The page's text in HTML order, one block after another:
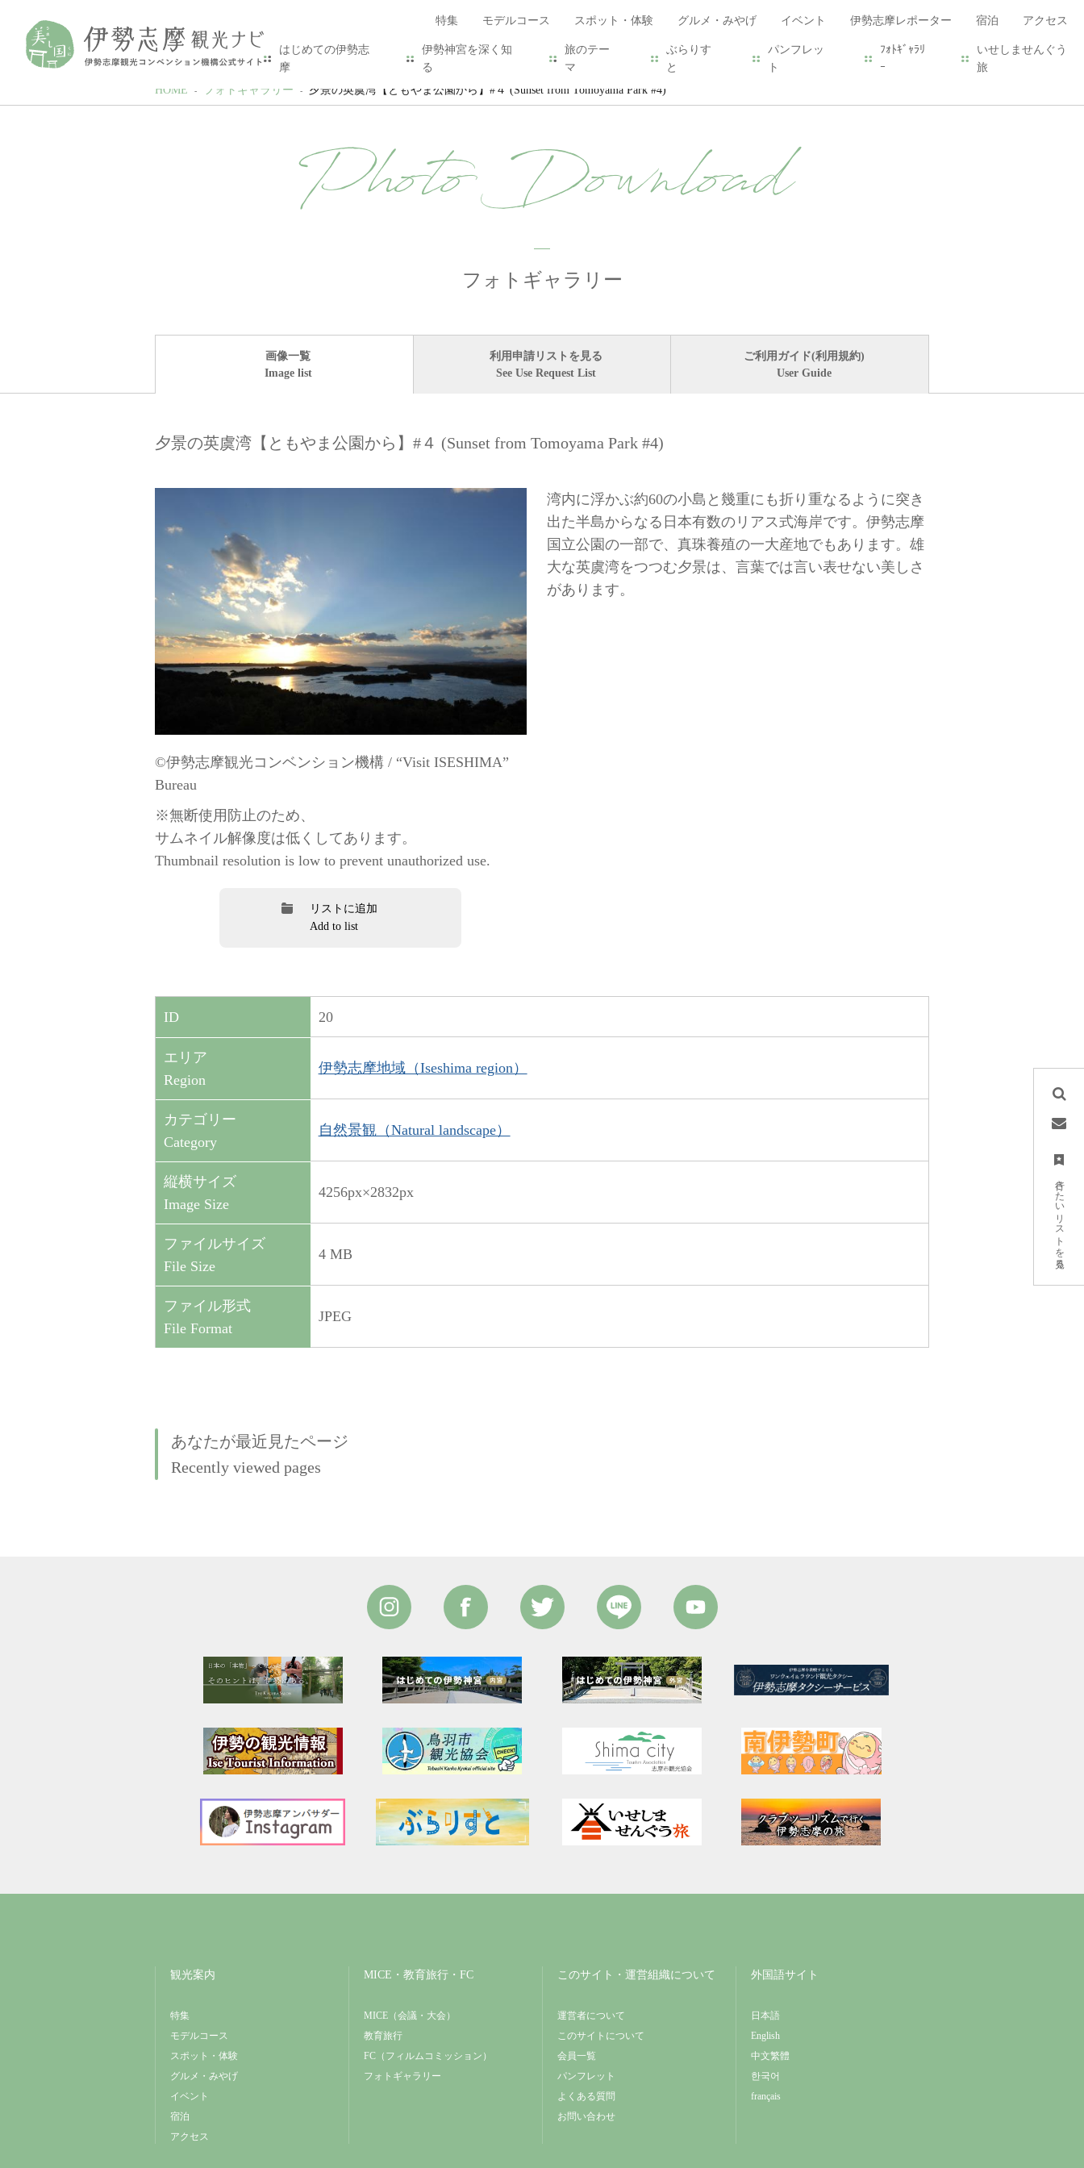
特集 モデルコース スポット・体験 グルメ・みやげ イベント 伊勢志摩レポーター 宿泊 アクセス
はじめての伊勢志
摩
伊勢神宮を深く知
る
旅のテー
マ
ぶらりす
と
パンフレッ
ト
ﾌｫﾄｷﾞｬﾗﾘ
ｰ
いせしませんぐう
旅
行きたいリストを見る
HOME フォトギャラリー 夕景の英虞湾【ともやま公園から】#４ (Sunset from Tomoyama Park #4)
Photo Download
フォトギャラリー
画像一覧
Image list
利用申請リストを見る
See Use Request List
ご利用ガイド(利用規約)
User Guide
夕景の英虞湾【ともやま公園から】#４ (Sunset from Tomoyama Park #4)
©伊勢志摩観光コンベンション機構 / “Visit ISESHIMA”
Bureau
※無断使用防止のため、
サムネイル解像度は低くしてあります。
Thumbnail resolution is low to prevent unauthorized use.
リストに追加
Add to list
湾内に浮かぶ約60の小島と幾重にも折り重なるように突き
出た半島からなる日本有数のリアス式海岸です。伊勢志摩
国立公園の一部で、真珠養殖の一大産地でもあります。雄
大な英虞湾をつつむ夕景は、言葉では言い表せない美しさ
があります。
ID 20
エリア
Region
伊勢志摩地域（Iseshima region）
カテゴリー
Category
自然景観（Natural landscape）
縦横サイズ
Image Size
4256px×2832px
ファイルサイズ
File Size
4 MB
ファイル形式
File Format
JPEG
あなたが最近見たページ
Recently viewed pages
観光案内
特集
モデルコース
スポット・体験
グルメ・みやげ
イベント
宿泊
アクセス
MICE・教育旅行・FC
MICE（会議・大会）
教育旅行
FC（フィルムコミッション）
フォトギャラリー
このサイト・運営組織について
運営者について
このサイトについて
会員一覧
パンフレット
よくある質問
お問い合わせ
外国語サイト
日本語
English
中文繁體
한국어
français